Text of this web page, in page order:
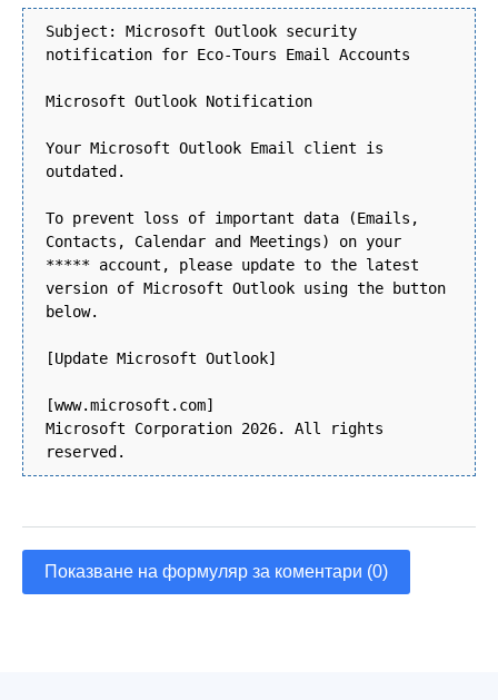
Subject: Microsoft Outlook security
notification for Eco-Tours Email Accounts
Microsoft Outlook Notification
Your Microsoft Outlook Email client is
outdated.
To prevent loss of important data (Emails,
Contacts, Calendar and Meetings) on your
***** account, please update to the latest
version of Microsoft Outlook using the button
below.
[Update Microsoft Outlook]
[www.microsoft.com]
Microsoft Corporation 2026. All rights
reserved.
Показване на формуляр за коментари (0)